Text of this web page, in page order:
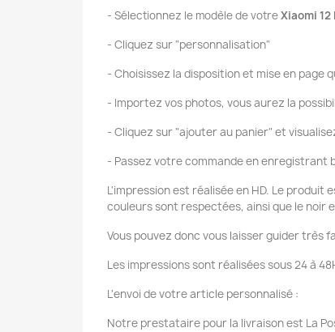
- Sélectionnez le modèle de votreXiaomi
- Cliquez sur "personnalisation"
- Choisissez la disposition et mise en page
- Importez vos photos, vous aurez la
- Cliquez sur "ajouter au panier" et
- Passez votre commande en enregistrant
L'impression est réalisée en HD. Le
couleurs sont respectées, ainsi que le noir
Vous pouvez donc vous laisser guider très
Les impressions sont réalisées sous 24 à
L'envoi de votre article personnalisé :
Notre prestataire pour la livraison est La